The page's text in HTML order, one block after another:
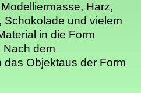
Harz,
Schokolade und vielem
in die Form
dem
Objektaus der Form